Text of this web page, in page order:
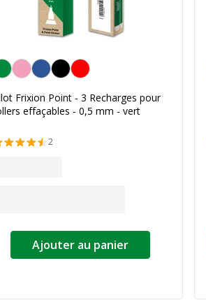
Frixion Point - 3 Recharges pour
effaçables - 0,5 mm - vert
2
Ajouter au panier